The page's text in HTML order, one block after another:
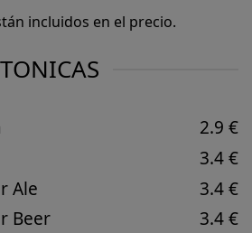
incluidos en el precio.
TONICAS
Ale
Beer
2.9 €
3.4 €
3.4 €
3.4 €